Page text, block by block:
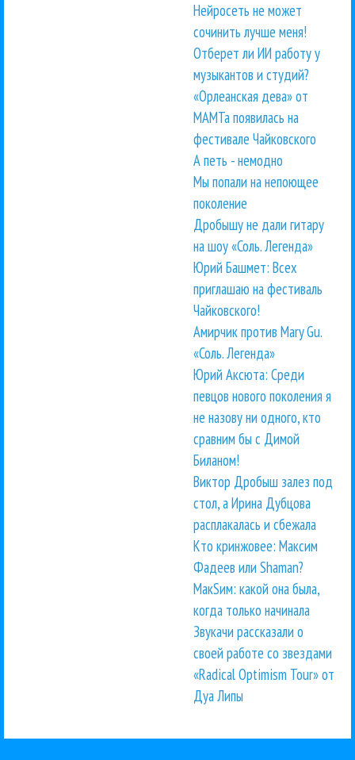
Нейросеть не может
сочинить лучше меня!
Отберет ли ИИ работу у
музыкантов и студий?
«Орлеанская дева» от
МАМТа появилась на
фестивале Чайковского
А петь - немодно
Мы попали на непоющее
поколение
Дробышу не дали гитару
на шоу «Соль. Легенда»
Юрий Башмет: Всех
приглашаю на фестиваль
Чайковского!
Амирчик против Mary Gu.
«Соль. Легенда»
Юрий Аксюта: Среди
певцов нового поколения я
не назову ни одного, кто
сравним бы с Димой
Биланом!
Виктор Дробыш залез под
стол, а Ирина Дубцова
расплакалась и сбежала
Кто кринжовее: Максим
Фадеев или Shaman?
МакSим: какой она была,
когда только начинала
Звукачи рассказали о
своей работе со звездами
«Radical Optimism Tour» от
Дуа Липы